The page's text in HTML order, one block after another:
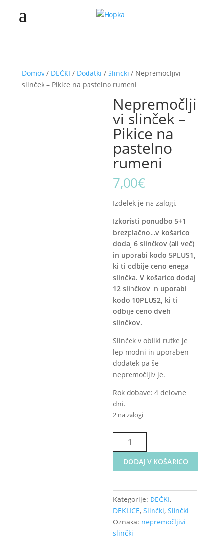
Domov/ DEČKI / Dodatki / Slinčki / Nepremočljivi
slinček – Pikice na pastelno rumeni
Nepremočlji
vi slinček –
Pikice na
pastelno
rumeni
7,00€
Izdelek je na zalogi.
Izkoristi ponudbo 5+1
brezplačno…v košarico
dodaj 6 slinčkov (ali več)
in uporabi kodo 5PLUS1,
ki ti odbije ceno enega
slinčka. V košarico dodaj
12 slinčkov in uporabi
kodo 10PLUS2, ki ti
odbije ceno dveh
slinčkov.
Slinček v obliki rutke je
lep modni in uporaben
dodatek pa še
nepremočljiv je.
Rok dobave: 4 delovne
dni.
2 na zalogi
Nepremočljivi
slinček
Pikice
pastelno
rumeni
količina
DODAJ V KOŠARICO
Kategorije: DEČKI,
DEKLICE,Slinčki,Slinčki
Oznaka: nepremočljivi
slinčki